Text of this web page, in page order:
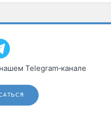
Telegram‑канале